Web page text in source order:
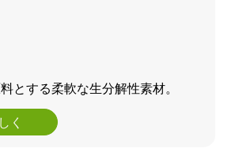
とする柔軟な生分解性素材。
く